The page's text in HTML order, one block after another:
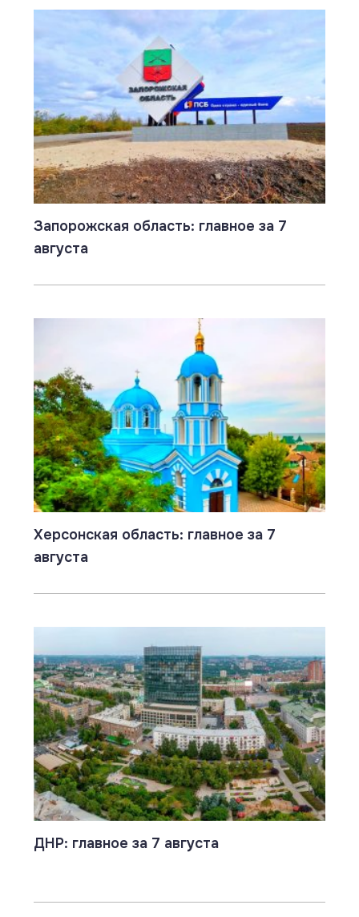
Запорожская область: главное за 7
августа
Херсонская область: главное за 7
августа
ДНР: главное за 7 августа